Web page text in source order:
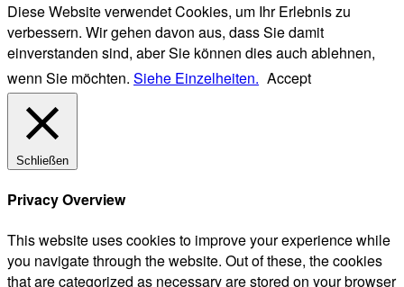
Diese Website verwendet Cookies, um Ihr Erlebnis zu
verbessern. Wir gehen davon aus, dass Sie damit
einverstanden sind, aber Sie können dies auch ablehnen,
wenn Sie möchten. Siehe Einzelheiten. Accept
Schließen
Privacy Overview
This website uses cookies to improve your experience while
you navigate through the website. Out of these, the cookies
that are categorized as necessary are stored on your browser